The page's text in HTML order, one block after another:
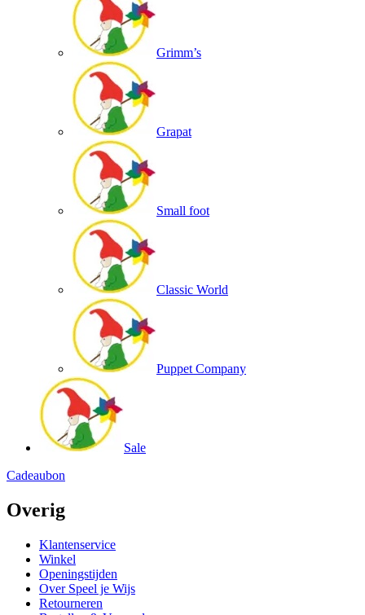
Grimm’s
Grapat
Small foot
Classic World
Puppet Company
Sale
Cadeaubon
Overig
Klantenservice
Winkel
Openingstijden
Over Speel je Wijs
Retourneren